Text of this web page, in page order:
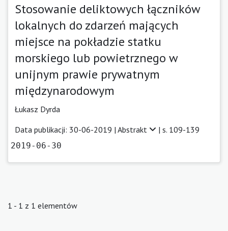
Stosowanie deliktowych łączników
lokalnych do zdarzeń mających
miejsce na pokładzie statku
morskiego lub powietrznego w
unijnym prawie prywatnym
międzynarodowym
Łukasz Dyrda
Data publikacji: 30-06-2019 | Abstrakt | s. 109-139
2019-06-30
1 - 1 z 1 elementów